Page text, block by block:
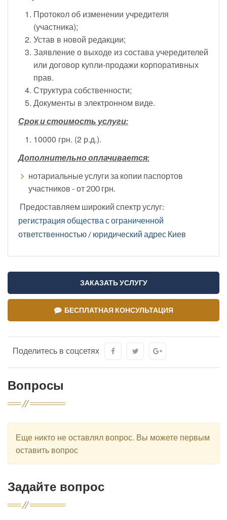
Протокол об изменении учредителя
(участника);
Устав в новой редакции;
Заявление о выходе из состава учередителей
или договор купли-продажи корпоративных
прав.
Структура собственности;
Документы в электронном виде.
Срок и стоимость услуги:
10000 грн. (2 р.д.).
Дополнительно оплачивается:
нотариальные услуги за копии паспортов
участников - от 200 грн.
Предоставляем широкий спектр услуг:
регистрация общества с ограниченной
ответственностью / юридический адрес Киев
ЗАКАЗАТЬ УСЛУГУ
БЕСПЛАТНАЯ КОНСУЛЬТАЦИЯ
Поделитесь в соцсетях
Вопросы
Еще никто не оставлял вопрос. Вы можете первым
оставить вопрос
Задайте вопрос